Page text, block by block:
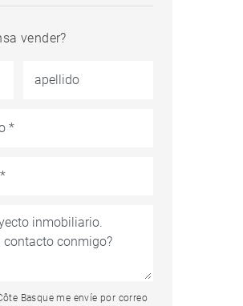
vender?
Basque me envíe por correo